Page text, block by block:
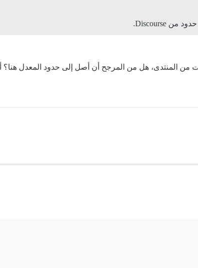
من المنتدى، هل من المرجح أن أصل إلى حدود المعدل